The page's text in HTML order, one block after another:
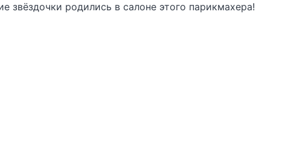
звёздочки родились в салоне этого парикмахера!